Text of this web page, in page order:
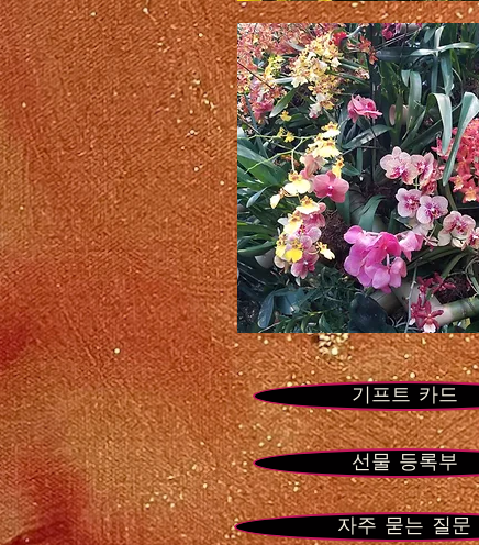
터
지
다
슬
로
우
번
기프트 카드
선물 등록부
자주 묻는 질문